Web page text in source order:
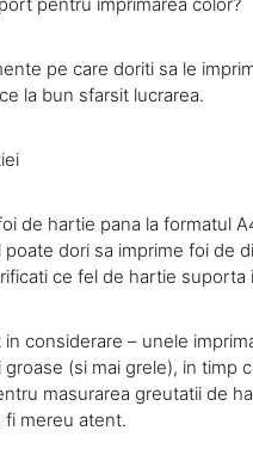
pe care doriti sa le
la bun sfarsit lucrarea.
de hartie pana la formatul
dori sa imprime foi de
ce fel de hartie suporta
considerare – unele
(si mai grele), in timp
masurarea greutatii de
mereu atent.